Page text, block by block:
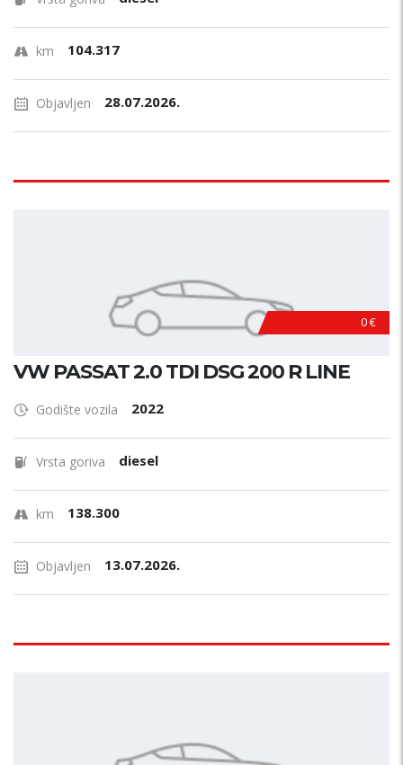
km 104.317
Objavljen 28.07.2026.
0 €
VW PASSAT 2.0 TDI DSG 200 R LINE
Godište vozila 2022
Vrsta goriva diesel
km 138.300
Objavljen 13.07.2026.